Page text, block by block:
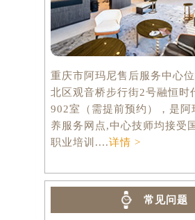
重庆市阿玛尼售后服务中心
北区观音桥步行街2号融恒时
902室（需提前预约），是阿
养服务网点,中心技师均接受
职业培训....详情 >
常见问题